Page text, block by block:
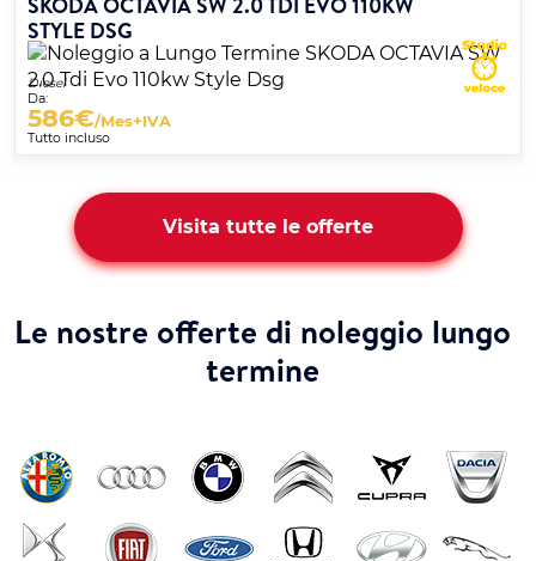
STYLE DSG
Diesel
Da:
586€/Mes+IVA
Tutto incluso
Visita tutte le offerte
Le nostre offerte di noleggio lungo
termine